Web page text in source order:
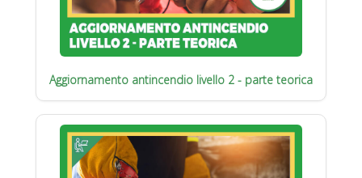
Aggiornamento antincendio livello 2 - parte teorica